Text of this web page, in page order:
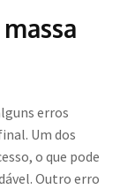
erros
Um dos
o que pode
Outro erro